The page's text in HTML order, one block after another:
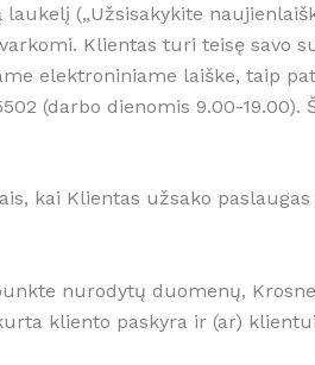
(„Užsisakykite
Klientas turi teisę savo
elektroniniame laiške, taip
(darbo dienomis 9.00-19.00).
kai Klientas užsako
nurodytų duomenų,
kliento paskyra ir (ar)